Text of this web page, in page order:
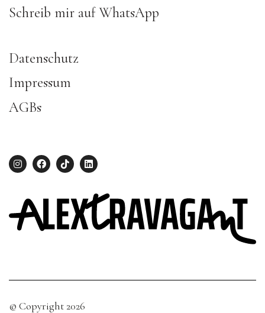
Schreib mir auf WhatsApp
Datenschutz
Impressum
AGBs
© Copyright 2026